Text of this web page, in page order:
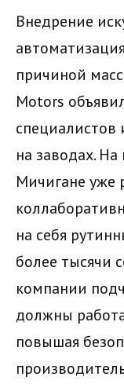
Внедрение
причиной
Motors
специалистов
на заводах.
Мичигане уже
на себя
более тысячи
компании
должны
повышая